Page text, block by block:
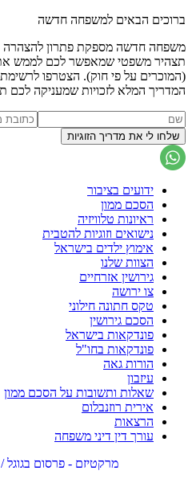
ברוכים הבאים למשפחה חדשה
משפחה חדשה מספקת פתרון להצהרה
תצהיר משפטי שמאפשר לכם לממש את
(המוכרים על פי חוק). הצטרפו לרשימת
המדריך המלא לזכויות שמעניקה לכם
ידועים בציבור
הסכם ממון
ראיונות טלוויזיה
נישואים וזוגיות להטבית
אימוץ ילדים בישראל
הצוות שלנו
גירושין אזרחיים
צו ירושה
טקס חתונה חילוני
הסכם גירושין
פונדקאות בישראל
פונדקאות בחו"ל
הורות גאה
עיזבון
שאלות ותשובות על הסכם ממון
אירית רוזנבלום
הרצאות
עורך דין דיני משפחה
מרקטיזם - פרסום בגוגל